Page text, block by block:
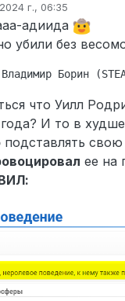
г., 06:35
адиида
убили без
что Уилл
И то в
подставлять
ее на